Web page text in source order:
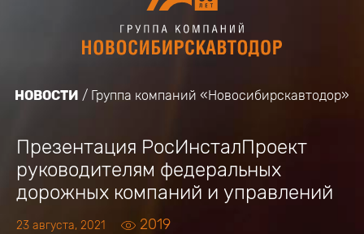
НОВОСТИ Группа компаний «Новосибирскавтодор»
Презентация РосИнсталПроект
руководителям федеральных
дорожных компаний и управлений
23 августа, 2021 2019